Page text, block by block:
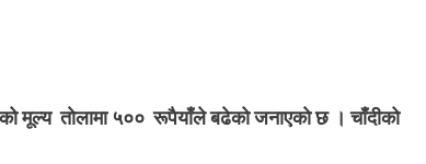
मूल्य ताेलामा ५०० रूपैयाँले बढेको जनाएकाे छ । चाँदीको